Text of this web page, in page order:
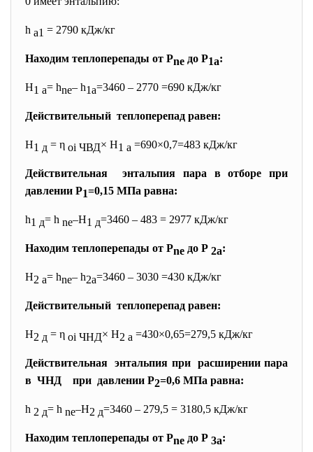
h а1 = 2790 кДж/кг
Находим теплоперепады от Рne до Р1а:
H1 а= hne– h1а=3460 – 2770 =690 кДж/кг
Действительный теплоперепад равен:
H1 д = η oi ЧВД× H1 а =690×0,7=483 кДж/кг
Действительная энтальпия пара в отборе при
давлении Р1=0,15 МПа равна:
h1 д= h ne–H1 д=3460 – 483 = 2977 кДж/кг
Находим теплоперепады от Рne до Р 2а:
H2 а= hne– h2а=3460 – 3030 =430 кДж/кг
Действительный теплоперепад равен:
H2 д = η oi ЧНД× H2 а =430×0,65=279,5 кДж/кг
Действительная энтальпия при расширении пара
в ЧНД при давлении Р2=0,6 МПа равна:
h 2 д= h ne–H2 д=3460 – 279,5 = 3180,5 кДж/кг
Находим теплоперепады от Рne до Р 3а: